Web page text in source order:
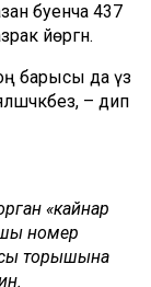
буенча 437
йөргән.
барысы да үз
– дип
«кайнар
номер
торышына